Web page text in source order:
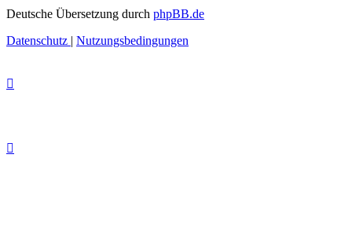
Deutsche Übersetzung durch phpBB.de
Datenschutz | Nutzungsbedingungen